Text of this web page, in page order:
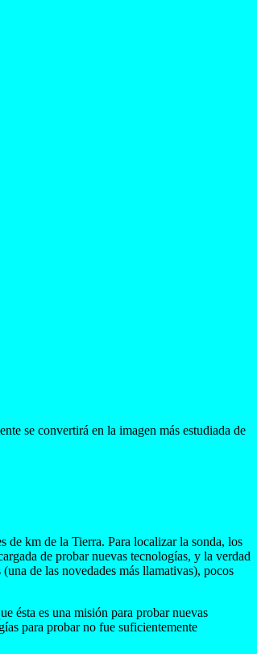
se convertirá en la imagen más estudiada de
de km de la Tierra. Para localizar la sonda, los
de probar nuevas tecnologías, y la verdad
de las novedades más llamativas), pocos
ésta es una misión para probar nuevas
para probar no fue suficientemente